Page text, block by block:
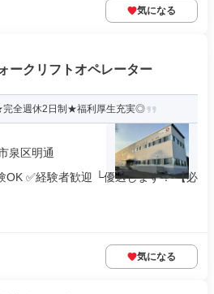
気になる
ークリフトオペレーター
完全週休2日制★福利厚生充実◎
泉区明通
OK ✅経験者歓迎 └優遇します！ 【必
気になる